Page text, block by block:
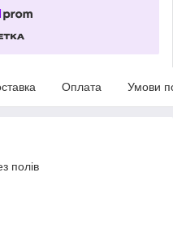
Оплата Умови
полів